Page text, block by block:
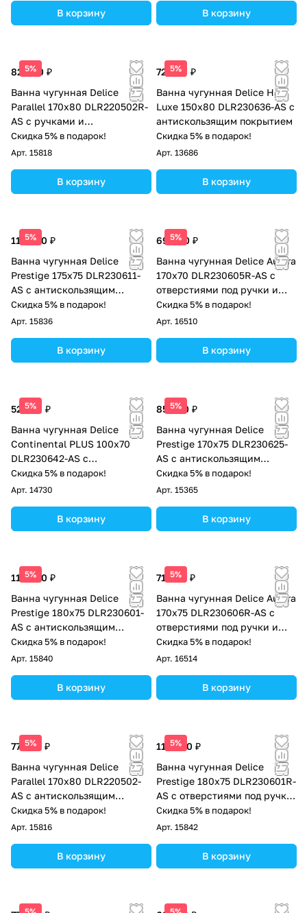
В корзину В корзину
5%
82 000 ₽
Ванна чугунная Delice
Parallel 170х80 DLR220502R-
AS с ручками и
антискользящим покрытием
Скидка 5% в подарок!
Арт. 15818
В корзину
5%
72 000 ₽
Ванна чугунная Delice Haiti
Luxe 150х80 DLR230636-AS с
антискользящим покрытием
Скидка 5% в подарок!
Арт. 13686
В корзину
5%
112 000 ₽
Ванна чугунная Delice
Prestige 175х75 DLR230611-
AS с антискользящим
покрытием
Скидка 5% в подарок!
Арт. 15836
В корзину
5%
69 000 ₽
Ванна чугунная Delice Aurora
170х70 DLR230605R-AS с
отверстиями под ручки и
антискользящим покрытием
Скидка 5% в подарок!
Арт. 16510
В корзину
5%
52 500 ₽
Ванна чугунная Delice
Continental PLUS 100х70
DLR230642-AS с
антискользящим покрытием
Скидка 5% в подарок!
Арт. 14730
В корзину
5%
85 000 ₽
Ванна чугунная Delice
Prestige 170х75 DLR230625-
AS с антискользящим
покрытием
Скидка 5% в подарок!
Арт. 15365
В корзину
5%
113 000 ₽
Ванна чугунная Delice
Prestige 180х75 DLR230601-
AS с антискользящим
покрытием
Скидка 5% в подарок!
Арт. 15840
В корзину
5%
71 000 ₽
Ванна чугунная Delice Aurora
170х75 DLR230606R-AS с
отверстиями под ручки и
антискользящим покрытием
Скидка 5% в подарок!
Арт. 16514
В корзину
5%
77 000 ₽
Ванна чугунная Delice
Parallel 170х80 DLR220502-
AS с антискользящим
покрытием
Скидка 5% в подарок!
Арт. 15816
В корзину
5%
113 000 ₽
Ванна чугунная Delice
Prestige 180х75 DLR230601R-
AS с отверстиями под ручки
и антискользящим
покрытием
Скидка 5% в подарок!
Арт. 15842
В корзину